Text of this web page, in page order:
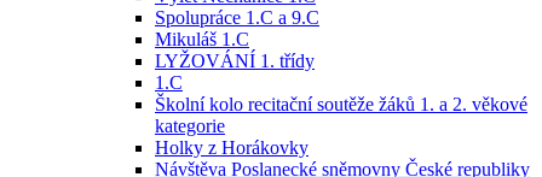
Spolupráce 1.C a 9.C
Mikuláš 1.C
LYŽOVÁNÍ 1. třídy
1.C
Školní kolo recitační soutěže žáků 1. a 2. věkové
kategorie
Holky z Horákovky
Návštěva Poslanecké sněmovny České republiky